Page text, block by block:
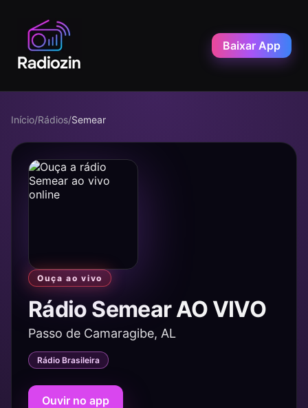
Baixar App
Início/Rádios/Semear
Ouça ao vivo
Rádio Semear AO VIVO
Passo de Camaragibe, AL
Rádio Brasileira
Ouvir no app